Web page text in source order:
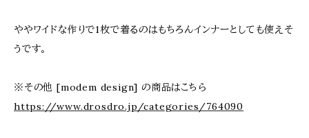
ややワイドな作りで1枚で着るのはもちろんインナーとしても使えそ
うです。
※その他 [modem design] の商品はこちら
https://www.drosdro.jp/categories/764090